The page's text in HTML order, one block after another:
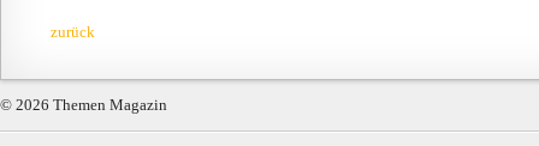
zurück
© 2026 Themen Magazin